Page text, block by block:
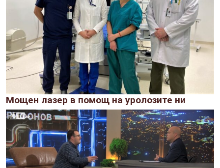
Мощен лазер в помощ на уролозите ни